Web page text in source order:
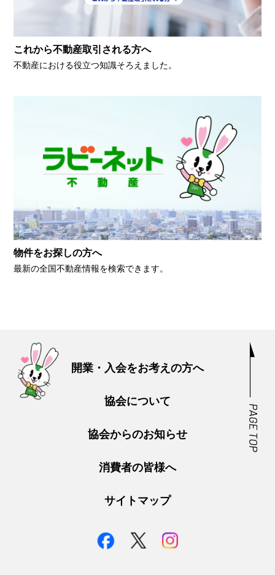
これから不動産取引される方へ
不動産における役立つ知識そろえました。
物件をお探しの方へ
最新の全国不動産情報を検索できます。
開業・入会をお考えの方へ
協会について
協会からのお知らせ
消費者の皆様へ
サイトマップ